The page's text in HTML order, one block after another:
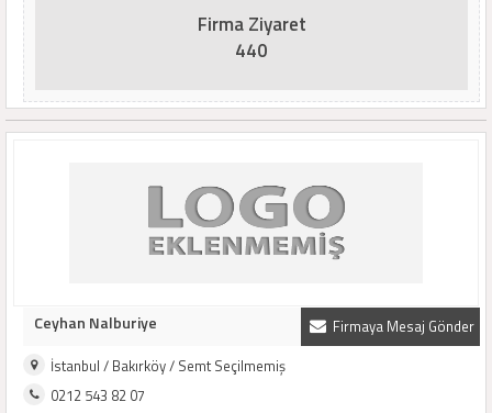
Firma Ziyaret
440
Firmaya Mesaj Gönder
Ceyhan Nalburiye
İstanbul / Bakırköy / Semt Seçilmemiş
0212 543 82 07